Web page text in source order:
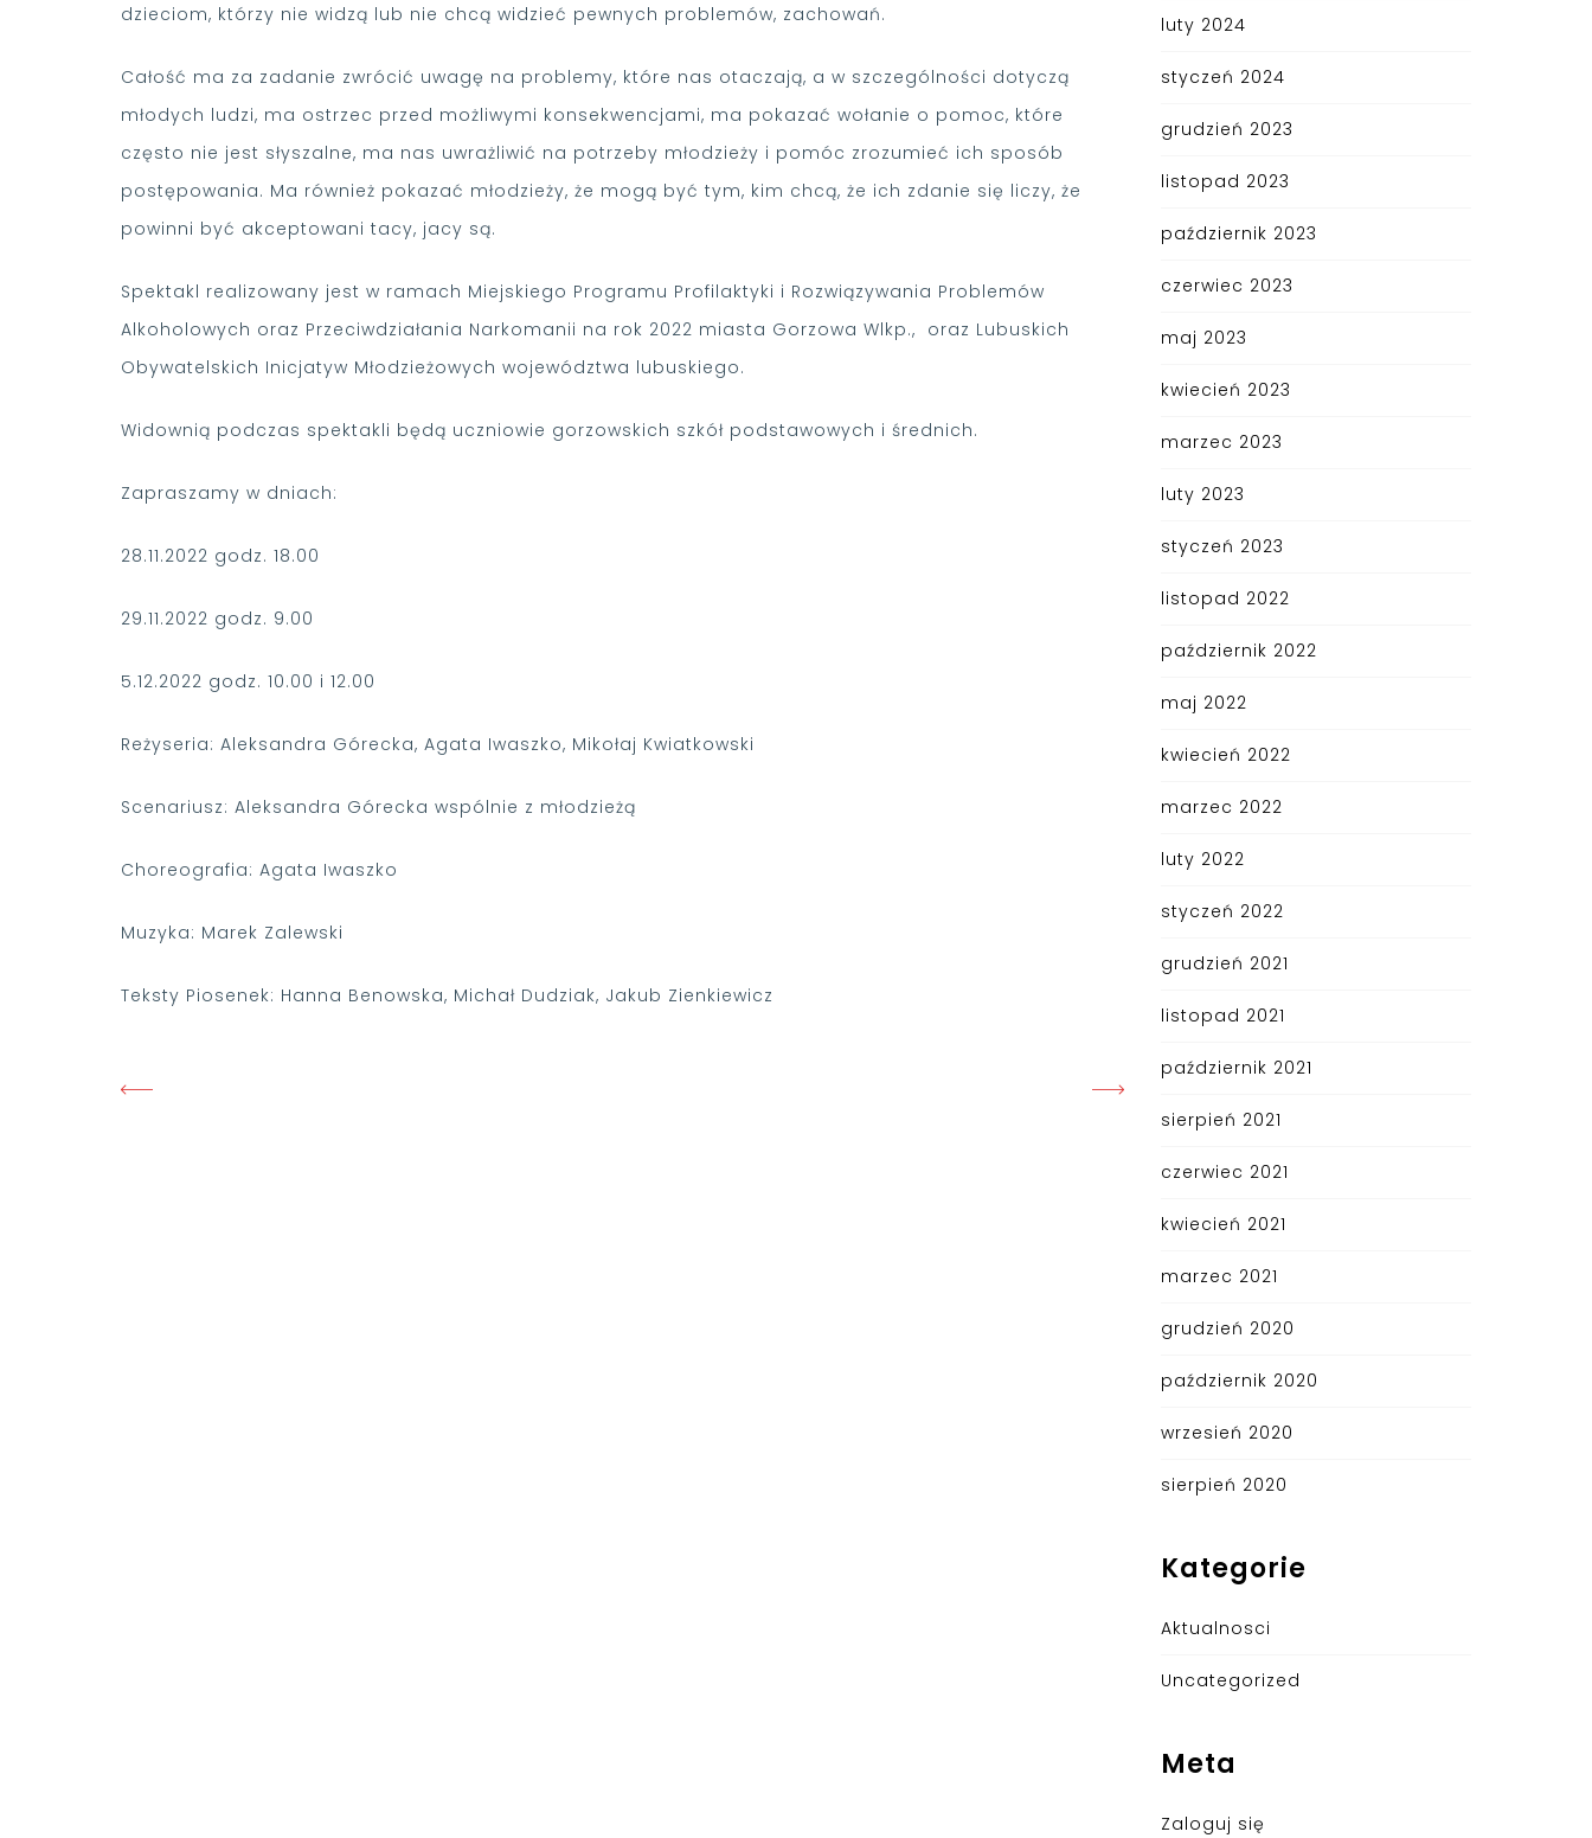
dzieciom, którzy nie widzą lub nie chcą widzieć pewnych problemów, zachowań.
Całość ma za zadanie zwrócić uwagę na problemy, które nas otaczają, a w szczególności dotyczą
młodych ludzi, ma ostrzec przed możliwymi konsekwencjami, ma pokazać wołanie o pomoc, które
często nie jest słyszalne, ma nas uwrażliwić na potrzeby młodzieży i pomóc zrozumieć ich sposób
postępowania. Ma również pokazać młodzieży, że mogą być tym, kim chcą, że ich zdanie się liczy, że
powinni być akceptowani tacy, jacy są.
Spektakl realizowany jest w ramach Miejskiego Programu Profilaktyki i Rozwiązywania Problemów
Alkoholowych oraz Przeciwdziałania Narkomanii na rok 2022 miasta Gorzowa Wlkp., oraz Lubuskich
Obywatelskich Inicjatyw Młodzieżowych województwa lubuskiego.
Widownią podczas spektakli będą uczniowie gorzowskich szkół podstawowych i średnich.
Zapraszamy w dniach:
28.11.2022 godz. 18.00
29.11.2022 godz. 9.00
5.12.2022 godz. 10.00 i 12.00
Reżyseria: Aleksandra Górecka, Agata Iwaszko, Mikołaj Kwiatkowski
Scenariusz: Aleksandra Górecka wspólnie z młodzieżą
Choreografia: Agata Iwaszko
Muzyka: Marek Zalewski
Teksty Piosenek: Hanna Benowska, Michał Dudziak, Jakub Zienkiewicz
luty 2024
styczeń 2024
grudzień 2023
listopad 2023
październik 2023
czerwiec 2023
maj 2023
kwiecień 2023
marzec 2023
luty 2023
styczeń 2023
listopad 2022
październik 2022
maj 2022
kwiecień 2022
marzec 2022
luty 2022
styczeń 2022
grudzień 2021
listopad 2021
październik 2021
sierpień 2021
czerwiec 2021
kwiecień 2021
marzec 2021
grudzień 2020
październik 2020
wrzesień 2020
sierpień 2020
Kategorie
Aktualnosci
Uncategorized
Meta
Zaloguj się